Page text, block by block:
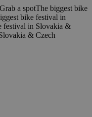
Grab a spotThe biggest bike
bike festival in
festival in Slovakia &
& Czech